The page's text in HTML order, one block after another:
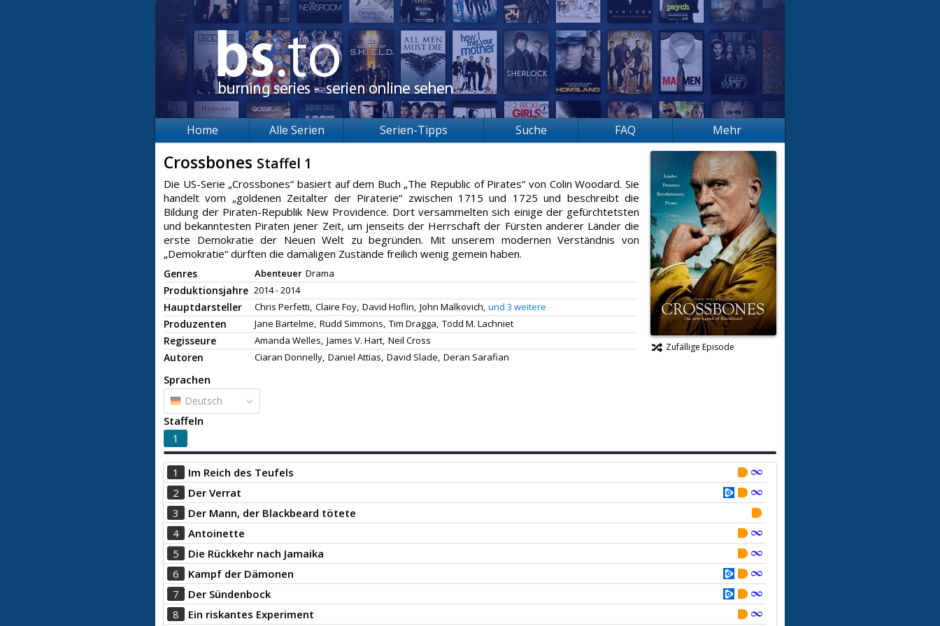
Home Alle Serien Serien-Tipps Suche FAQ Mehr
Crossbones Staffel 1
Die US-Serie „Crossbones“ basiert auf dem Buch „The Republic of Pirates“ von Colin Woodard. Sie
handelt vom „goldenen Zeitalter der Piraterie“ zwischen 1715 und 1725 und beschreibt die
Bildung der Piraten-Republik New Providence. Dort versammelten sich einige der gefürchtetsten
und bekanntesten Piraten jener Zeit, um jenseits der Herrschaft der Fürsten anderer Länder die
erste Demokratie der Neuen Welt zu begründen. Mit unserem modernen Verständnis von
„Demokratie“ dürften die damaligen Zustände freilich wenig gemein haben.
Genres Abenteuer Drama
Produktionsjahre 2014 - 2014
Hauptdarsteller Chris Perfetti, Claire Foy, David Hoflin, John Malkovich, und 3 weitere
Produzenten Jane Bartelme, Rudd Simmons, Tim Dragga, Todd M. Lachniet
Regisseure Amanda Welles, James V. Hart, Neil Cross
Autoren Ciaran Donnelly, Daniel Attias, David Slade, Deran Sarafian
Zufällige Episode
Sprachen
Deutsch
Staffeln
1
1
Im Reich des Teufels
2
Der Verrat
3
Der Mann, der Blackbeard tötete
4
Antoinette
5
Die Rückkehr nach Jamaika
6
Kampf der Dämonen
7
Der Sündenbock
8
Ein riskantes Experiment